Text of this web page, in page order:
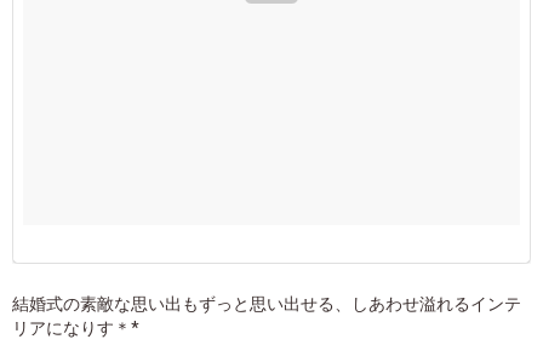
結婚式の素敵な思い出もずっと思い出せる、しあわせ溢れるインテ
リアになりす＊*